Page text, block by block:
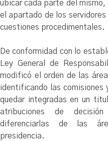
ubicar cada parte del
el apartado de los
cuestiones procedimentales.
De conformidad con lo
Ley General de
modificó el orden de las
identificando las comisiones
quedar integradas en un
atribuciones de
diferenciarlas de las
presidencia.